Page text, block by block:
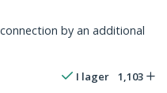
by an additional
I lager 1,103